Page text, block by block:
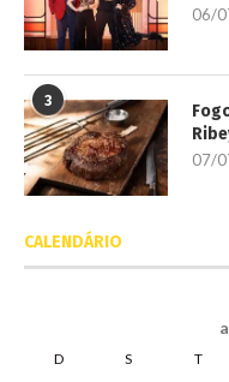
06/
3
07/
CALENDÁRIO
D S T